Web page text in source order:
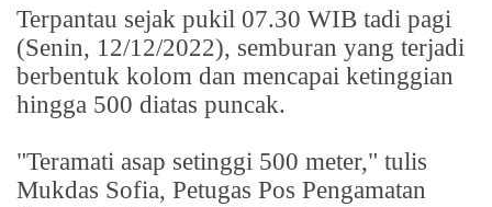
Terpantau sejak pukil 07.30 WIB tadi pagi
(Senin, 12/12/2022), semburan yang terjadi
berbentuk kolom dan mencapai ketinggian
hingga 500 diatas puncak.
"Teramati asap setinggi 500 meter," tulis
Mukdas Sofia, Petugas Pos Pengamatan